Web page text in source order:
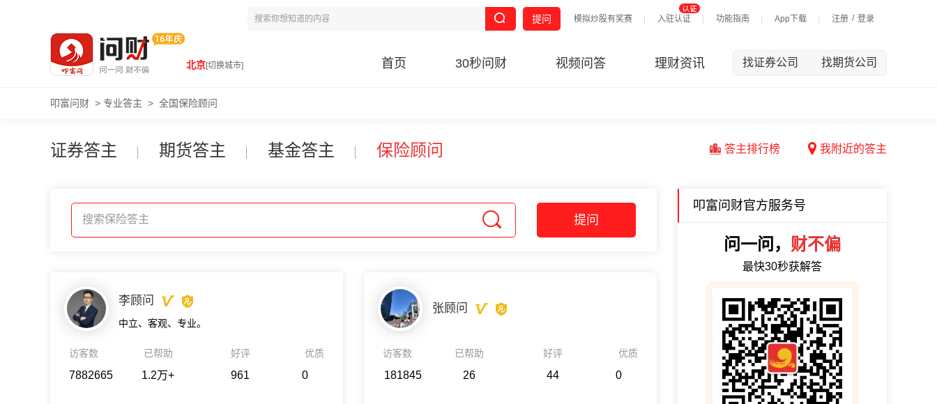
模拟炒股有奖赛 入驻认证 功能指南 App下载 注册 / 登录
提问
北京[切换城市] 首页 30秒问财 视频问答 理财资讯 找证券公司 找期货公司
叩富问财 > 专业答主 > 全国保险顾问
证券答主 期货答主 基金答主 保险顾问 我附近的答主
答主排行榜
搜索保险答主 提问
李顾问
中立、客观、专业。
访客数 已帮助 好评 优质
7882665 1.2万+ 961 0
张顾问
访客数 已帮助 好评 优质
181845 26 44 0
叩富问财官方服务号
问一问， 财不偏
最快30秒获解答